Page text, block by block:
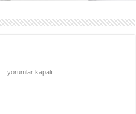
yorumlar kapalı